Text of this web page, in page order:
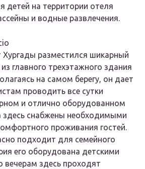
детей на территории отеля
и водные развлечения.
Хургады разместился шикарный
главного трехэтажного здания
на самом берегу, он дает
проводить все сутки
и отлично оборудованном
здесь снабжены необходимыми
проживания гостей.
подходит для семейного
его оборудована детскими
вечерам здесь проходят